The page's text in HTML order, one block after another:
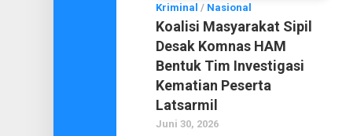
Kriminal / Nasional
Koalisi Masyarakat Sipil
Desak Komnas HAM
Bentuk Tim Investigasi
Kematian Peserta
Latsarmil
Juni 30, 2026